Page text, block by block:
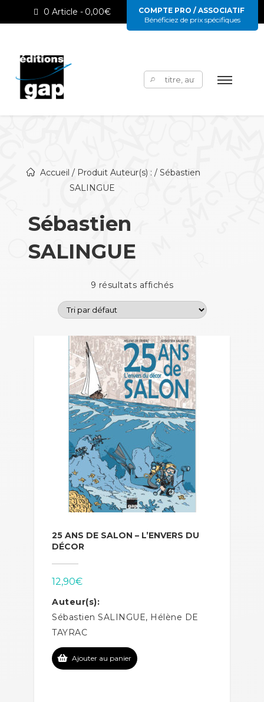
0 Article 0,00€
COMPTE PRO / ASSOCIATIF
Bénéficiez de prix spécifiques
Rechercher :
Accueil / Produit Auteur(s) : / Sébastien
SALINGUE
Sébastien
SALINGUE
9 résultats affichés
25 ANS DE SALON – L’ENVERS DU
DÉCOR
12,90€
Auteur(s):
Sébastien SALINGUE, Hélène DE
TAYRAC
Ajouter au panier